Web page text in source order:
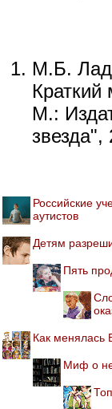
М.Б.
Краткий
М.:
звезда",
Российские
аутистов
Детям
Пять
Как менялась
Миф о